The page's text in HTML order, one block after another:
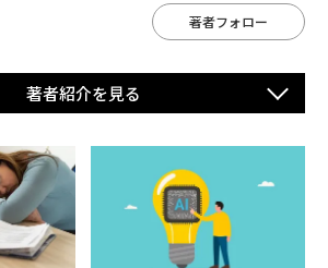
著者フォロー
著者紹介を⾒る